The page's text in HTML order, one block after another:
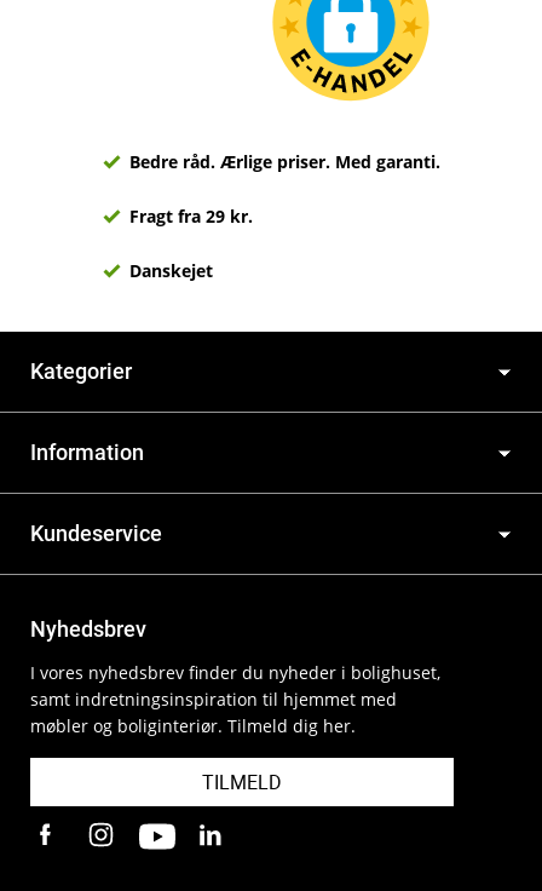
Bedre råd. Ærlige priser. Med garanti.
Fragt fra 29 kr.
Danskejet
Kategorier
Information
Kundeservice
Nyhedsbrev
I vores nyhedsbrev finder du nyheder i bolighuset,
samt indretningsinspiration til hjemmet med
møbler og boliginteriør. Tilmeld dig her.
TILMELD